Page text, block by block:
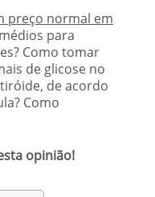
preço normal em
para
Como tomar
de glicose no
de acordo
Como
opinião!